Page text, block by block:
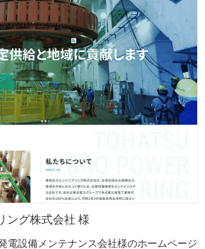
ング株式会社 様
電設備メンテナンス会社様のホームページ